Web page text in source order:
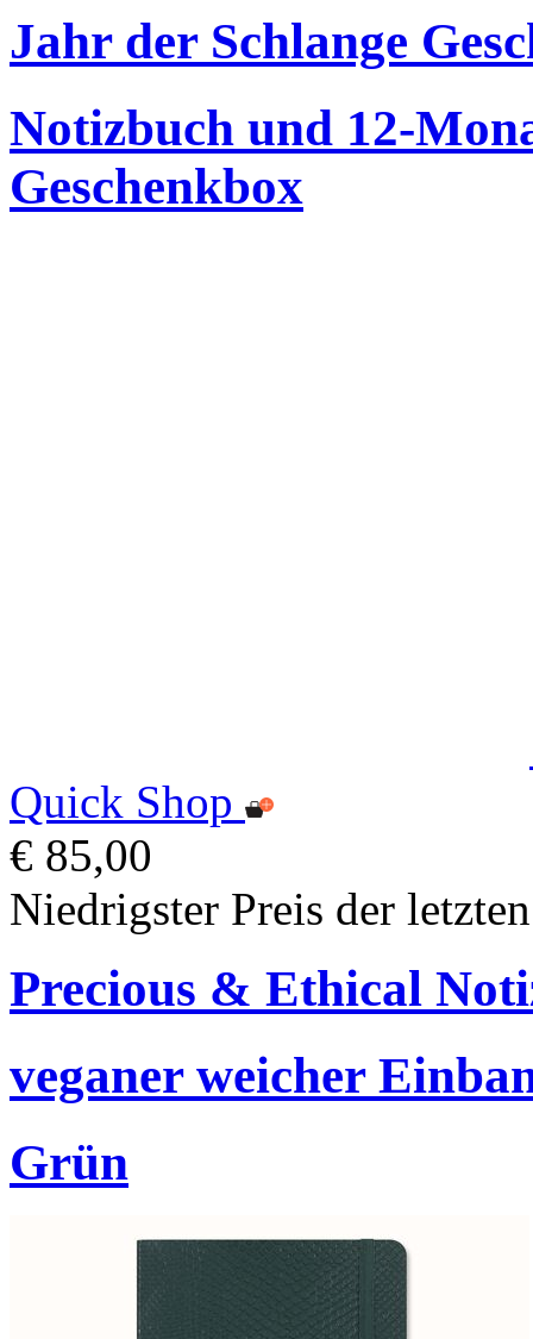
Jahr der Schlange
Notizbuch und 12-
Geschenkbox
Quick Shop
€ 85,00
Niedrigster Preis der
Precious & Ethical
veganer weicher
Grün